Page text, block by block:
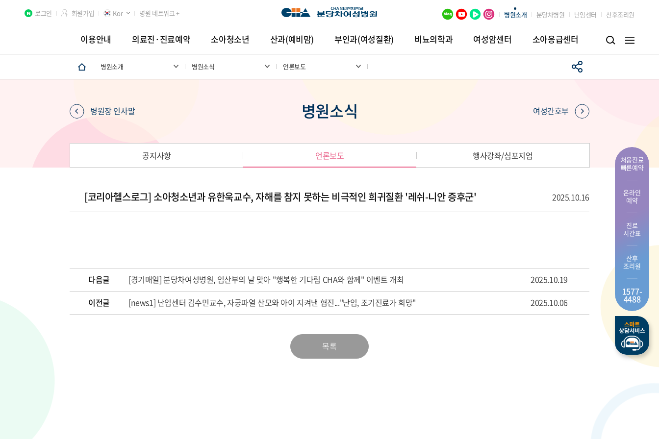
로그인 회원가입 Kor 병원 네트워크 + 병원소개 분당차병원 난임센터 산후조리원
이용안내 의료진·진료예약 소아청소년 산과(예비맘) 부인과(여성질환) 비뇨의학과 여성암센터 소아응급센터
처음진료
빠른예약
온라인
예약
진료
시간표
산후
조리원
1577-
4488
병원소개 병원소식 언론보도
병원장 인사말 병원소식 여성간호부
공지사항 언론보도 행사강좌/심포지엄
[코리아헬스로그] 소아청소년과 유한욱교수, 자해를 참지 못하는 비극적인 희귀질환 '레쉬-니안 증후군' 2025.10.16
다음글 [경기매일] 분당차여성병원, 임산부의 날 맞아 ''행복한 기다림 CHA와 함께'' 이벤트 개최
2025.10.19
이전글
[news1] 난임센터 김수민교수, 자궁파열 산모와 아이 지켜낸 협진..."난임, 조기진료가 희망" 2025.10.06
목록